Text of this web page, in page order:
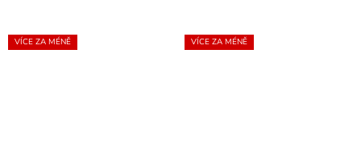
VÍCE ZA MÉNĚ VÍCE ZA MÉNĚ